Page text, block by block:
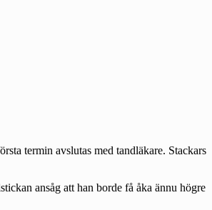
termin avslutas med tandläkare. Stackars
ansåg att han borde få åka ännu högre